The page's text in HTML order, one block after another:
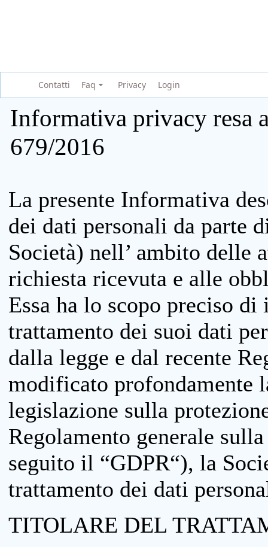
Contatti Faq Privacy Login
Informativa privacy resa
679/2016
La presente Informativa
dei dati personali da parte
Società) nell’ ambito delle
richiesta ricevuta e alle
Essa ha lo scopo preciso
trattamento dei suoi dati
dalla legge e dal recente
modificato profondamente
legislazione sulla
Regolamento generale
seguito il “GDPR“), la
trattamento dei dati
TITOLARE DEL